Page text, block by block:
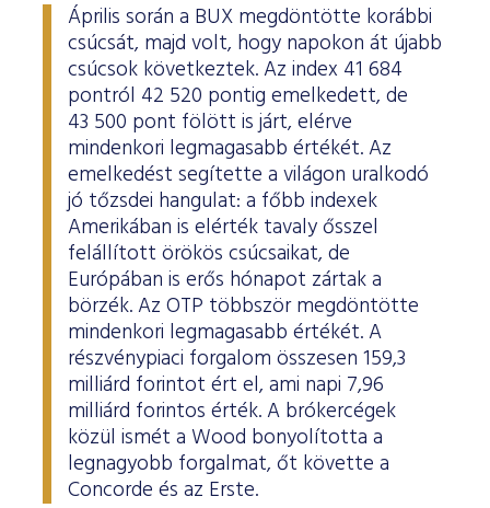
Április során a BUX megdöntötte korábbi
csúcsát, majd volt, hogy napokon át újabb
csúcsok következtek. Az index 41 684
pontról 42 520 pontig emelkedett, de
43 500 pont fölött is járt, elérve
mindenkori legmagasabb értékét. Az
emelkedést segítette a világon uralkodó
jó tőzsdei hangulat: a főbb indexek
Amerikában is elérték tavaly ősszel
felállított örökös csúcsaikat, de
Európában is erős hónapot zártak a
börzék. Az OTP többször megdöntötte
mindenkori legmagasabb értékét. A
részvénypiaci forgalom összesen 159,3
milliárd forintot ért el, ami napi 7,96
milliárd forintos érték. A brókercégek
közül ismét a Wood bonyolította a
legnagyobb forgalmat, őt követte a
Concorde és az Erste.